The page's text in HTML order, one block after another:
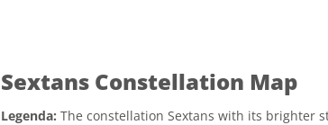
Sextans Constellation Map
Legenda: The constellation Sextans with its brighter